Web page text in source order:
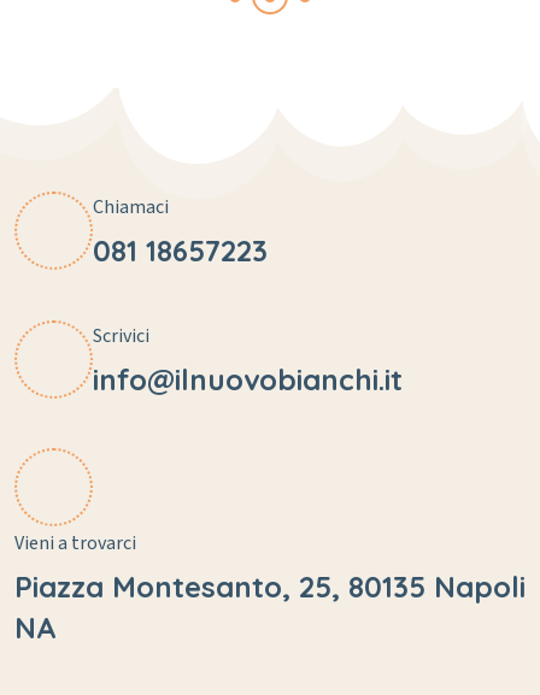
Chiamaci
081 18657223
Scrivici
info@ilnuovobianchi.it
Vieni a trovarci
Piazza Montesanto, 25, 80135 Napoli
NA